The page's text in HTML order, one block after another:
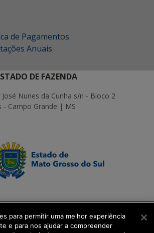
de Pagamentos
Anuais
DE FAZENDA
Nunes da Cunha s/n - Bloco 2
- Campo Grande | MS
Digital
para permitir uma melhor experiência
e para nos ajudar a compreender